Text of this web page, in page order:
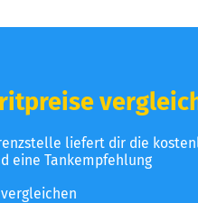
liefert dir die
eine Tankempfehlung